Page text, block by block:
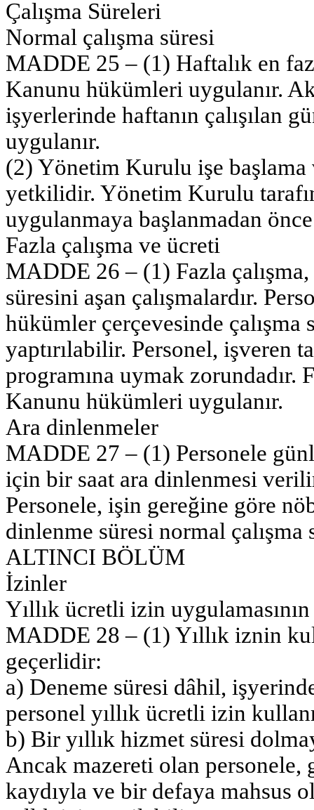
Çalışma Süreleri
Normal çalışma süresi
MADDE 25 – (1) Haftalık en
Kanunu hükümleri uygulanır.
işyerlerinde haftanın çalışılan
uygulanır.
(2) Yönetim Kurulu işe
yetkilidir. Yönetim Kurulu
uygulanmaya başlanmadan
Fazla çalışma ve ücreti
MADDE 26 – (1) Fazla
süresini aşan çalışmalardır.
hükümler çerçevesinde çalışma
yaptırılabilir. Personel, işveren
programına uymak zorundadır.
Kanunu hükümleri uygulanır.
Ara dinlenmeler
MADDE 27 – (1) Personele
için bir saat ara dinlenmesi
Personele, işin gereğine göre
dinlenme süresi normal çalışma
ALTINCI BÖLÜM
İzinler
Yıllık ücretli izin
MADDE 28 – (1) Yıllık iznin
geçerlidir:
a) Deneme süresi dâhil,
personel yıllık ücretli izin
b) Bir yıllık hizmet süresi
Ancak mazereti olan personele,
kaydıyla ve bir defaya mahsus